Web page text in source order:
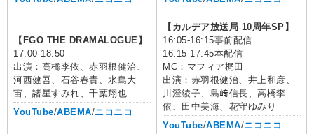
【FGO THE DRAMALOGUE】
17:00-18:50
出演：高橋李依、赤羽根健治、
河西健吾、石谷春貴、水島大
宙、諸星すみれ、千葉翔也
YouTube/ABEMA/ニコニコ
【カルデア放送局 10周年SP】
16:05-16:15事前配信
16:15-17:45本配信
MC：マフィア梶田
出演：赤羽根健治、井上和彦、
川澄綾子、島﨑信長、高橋李
依、田中美海、花守ゆみり
YouTube/ABEMA/ニコニコ